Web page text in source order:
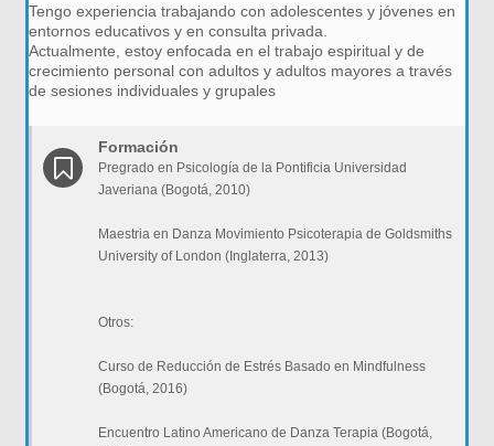
Tengo experiencia trabajando con adolescentes y jóvenes en
entornos educativos y en consulta privada.
Actualmente, estoy enfocada en el trabajo espiritual y de
crecimiento personal con adultos y adultos mayores a través
de sesiones individuales y grupales
Formación
Pregrado en Psicología de la Pontificia Universidad
Javeriana (Bogotá, 2010)
Maestria en Danza Movimiento Psicoterapia de Goldsmiths
University of London (Inglaterra, 2013)
Otros:
Curso de Reducción de Estrés Basado en Mindfulness
(Bogotá, 2016)
Encuentro Latino Americano de Danza Terapia (Bogotá,